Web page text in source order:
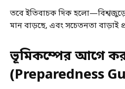
তবে ইতিবাচক দিক হলো—বিশ্বজুড়ে
মান বাড়ছে, এবং সচেতনতা বাড়াই
ভূমিকম্পের আগে
(Preparedness